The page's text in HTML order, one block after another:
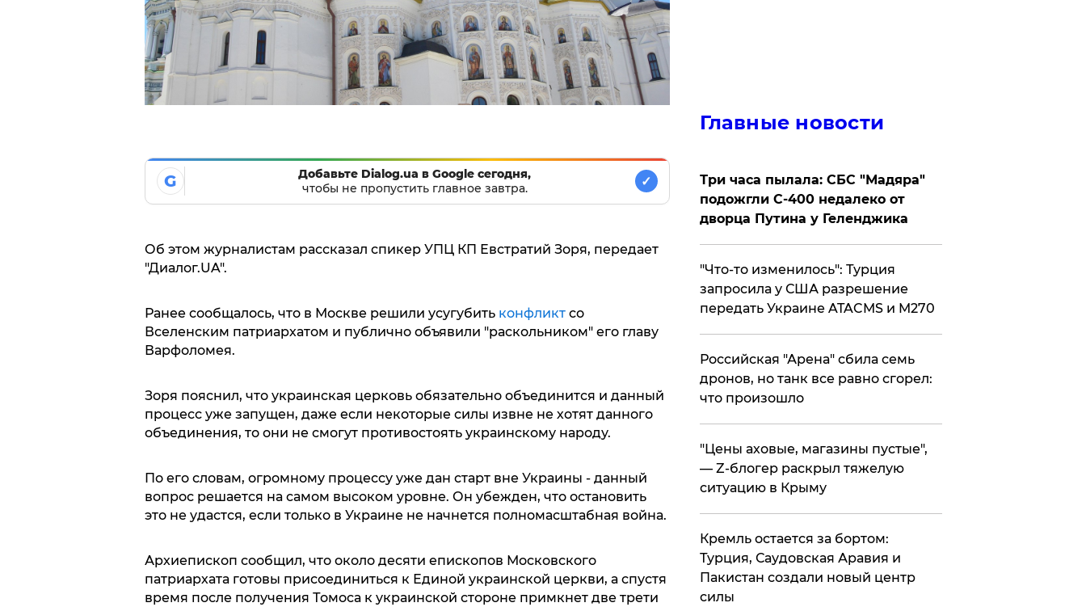
G
Добавьте Dialog.ua в Google сегодня,
чтобы не пропустить главное завтра.
✓
Об этом журналистам рассказал спикер УПЦ КП Евстратий Зоря, передает
"Диалог.UA".
Ранее сообщалось, что в Москве решили усугубить конфликтсо
Вселенским патриархатом и публично объявили "раскольником" его главу
Варфоломея.
Зоря пояснил, что украинская церковь обязательно объединится и данный
процесс уже запущен, даже если некоторые силы извне не хотят данного
объединения, то они не смогут противостоять украинскому народу.
По его словам, огромному процессу уже дан старт вне Украины - данный
вопрос решается на самом высоком уровне. Он убежден, что остановить
это не удастся, если только в Украине не начнется полномасштабная война.
Архиепископ сообщил, что около десяти епископов Московского
патриархата готовы присоединиться к Единой украинской церкви, а спустя
время после получения Томоса к украинской стороне примкнет две трети
Главные новости
Три часа пылала: СБС "Мадяра"
подожгли С-400 недалеко от
дворца Путина у Геленджика
​"Что-то изменилось": Турция
запросила у США разрешение
передать Украине ATACMS и M270
​Российская "Арена" сбила семь
дронов, но танк все равно сгорел:
что произошло
​"Цены аховые, магазины пустые",
— Z-блогер раскрыл тяжелую
ситуацию в Крыму
​Кремль остается за бортом:
Турция, Саудовская Аравия и
Пакистан создали новый центр
силы